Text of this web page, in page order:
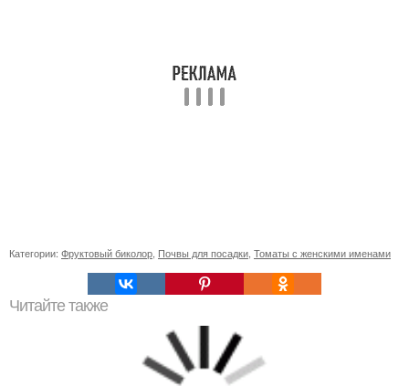
Категории: Фруктовый биколор Почвы для посадки Томаты с женскими именами
Читайте также